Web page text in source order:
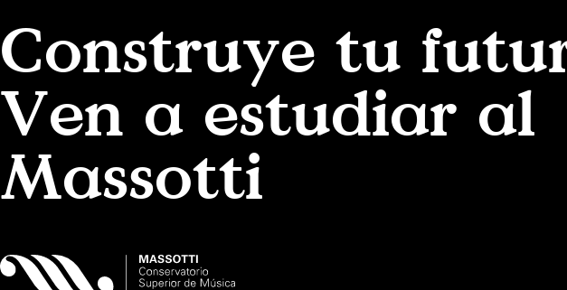
Construye tu
Ven a estudiar al
Massotti